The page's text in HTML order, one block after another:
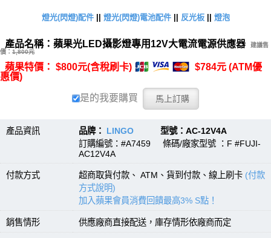
燈光(閃燈)配件|| 燈光(閃燈)電池配件|| 反光板|| 燈泡
產品名稱：蘋果光LED攝影燈專用12V大電流電源供應器
建議售
價： 1,800元
蘋果特價： $800元(含稅刷卡)
$784元 (ATM優
惠價)
是的我要購買
產品資訊 品牌： LINGO 型號：AC-12V4A
訂購編號：#A7459 條碼/廠家型號 ：F #FUJI-
AC12V4A
付款方式 超商取貨付款、 ATM、貨到付款、線上刷卡 (付款
方式說明)
加入蘋果會員消費回饋最高3% S點！
銷售情形 供應廠商直接配送，庫存情形依廠商而定